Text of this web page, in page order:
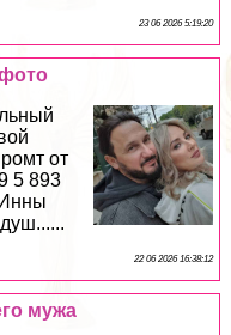
23 06 2026 5:19:20
от
5 893
22 06 2026 16:38:12
мужа